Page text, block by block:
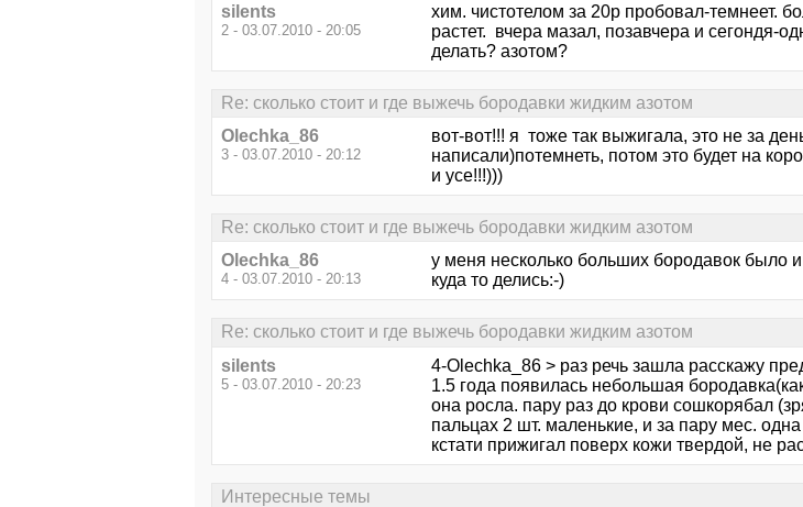
silents
2 - 03.07.2010 - 20:05
хим. чистотелом за 20р пробовал-темнеет.
растет. вчера мазал, позавчера и сегондя-
делать? азотом?
Re: сколько стоит и где выжечь бородавки жидким азотом
Olechka_86
3 - 03.07.2010 - 20:12
вот-вот!!! я тоже так выжигала, это не за
написали)потемнеть, потом это будет на
и усе!!!)))
Re: сколько стоит и где выжечь бородавки жидким азотом
Olechka_86
4 - 03.07.2010 - 20:13
у меня несколько больших бородавок было
куда то делись:-)
Re: сколько стоит и где выжечь бородавки жидким азотом
silents
5 - 03.07.2010 - 20:23
4-Olechka_86 > раз речь зашла расскажу
1.5 года появилась небольшая
она росла. пару раз до крови сошкорябал
пальцах 2 шт. маленькие, и за пару мес.
кстати прижигал поверх кожи твердой, не
Интересные темы